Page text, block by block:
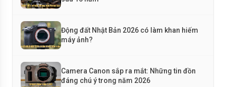
Động đất Nhật Bản 2026 có làm khan hiếm
máy ảnh?
Camera Canon sắp ra mắt: Những tin đồn
đáng chú ý trong năm 2026